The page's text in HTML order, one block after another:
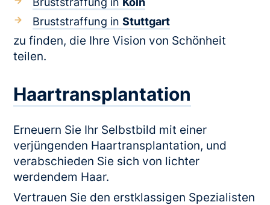
Bruststraffung inStuttgart
zu finden, die Ihre Vision von Schönheit
teilen.
Haartransplantation
Erneuern Sie Ihr Selbstbild mit einer
verjüngenden Haartransplantation, und
verabschieden Sie sich von lichter
werdendem Haar.
Vertrauen Sie den erstklassigen Spezialisten